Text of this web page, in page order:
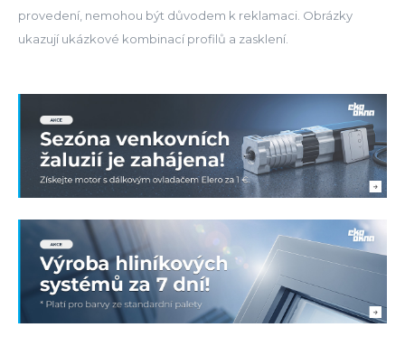
provedení, nemohou být důvodem k reklamaci. Obrázky
ukazují ukázkové kombinací profilů a zasklení.